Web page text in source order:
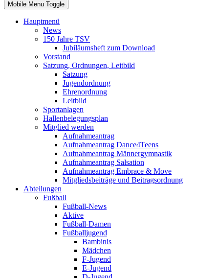
Mobile Menu Toggle
Hauptmenü
News
150 Jahre TSV
Jubiläumsheft zum Download
Vorstand
Satzung, Ordnungen, Leitbild
Satzung
Jugendordnung
Ehrenordnung
Leitbild
Sportanlagen
Hallenbelegungsplan
Mitglied werden
Aufnahmeantrag
Aufnahmeantrag Dance4Teens
Aufnahmeantrag Männergymnastik
Aufnahmeantrag Salsation
Aufnahmeantrag Embrace & Move
Mitgliedsbeiträge und Beitragsordnung
Abteilungen
Fußball
Fußball-News
Aktive
Fußball-Damen
Fußballjugend
Bambinis
Mädchen
F-Jugend
E-Jugend